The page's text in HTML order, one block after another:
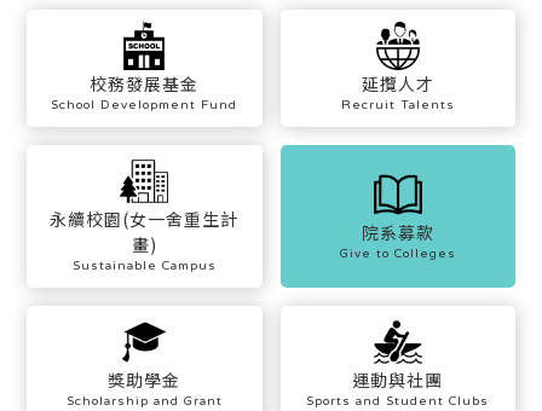
校務發展基金
School Development Fund
延攬人才
Recruit Talents
永續校園(女一舍重生計
畫)
Sustainable Campus
院系募款
Give to Colleges
獎助學金
Scholarship and Grant
運動與社團
Sports and Student Clubs